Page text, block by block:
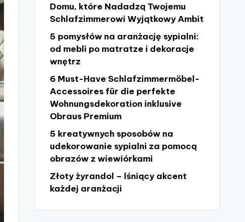
Domu, które Nadadzą Twojemu
Schlafzimmerowi Wyjątkowy Ambit
5 pomysłów na aranżację sypialni:
od mebli po matratze i dekoracje
wnętrz
6 Must-Have Schlafzimmermöbel-
Accessoires für die perfekte
Wohnungsdekoration inklusive
Obraus Premium
5 kreatywnych sposobów na
udekorowanie sypialni za pomocą
obrazów z wiewiórkami
Złoty żyrandol – lśniący akcent
każdej aranżacji